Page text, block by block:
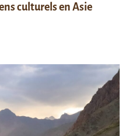
culturels en Asie